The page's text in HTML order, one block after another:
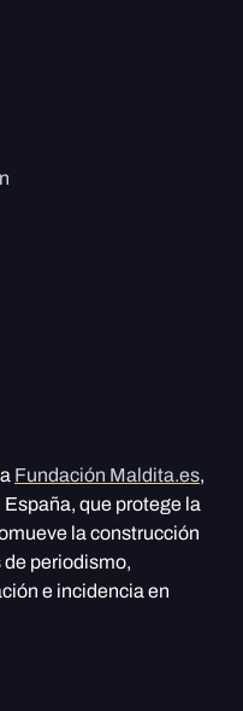
Fundación Maldita.es,
que protege la
la construcción
periodismo,
e incidencia en